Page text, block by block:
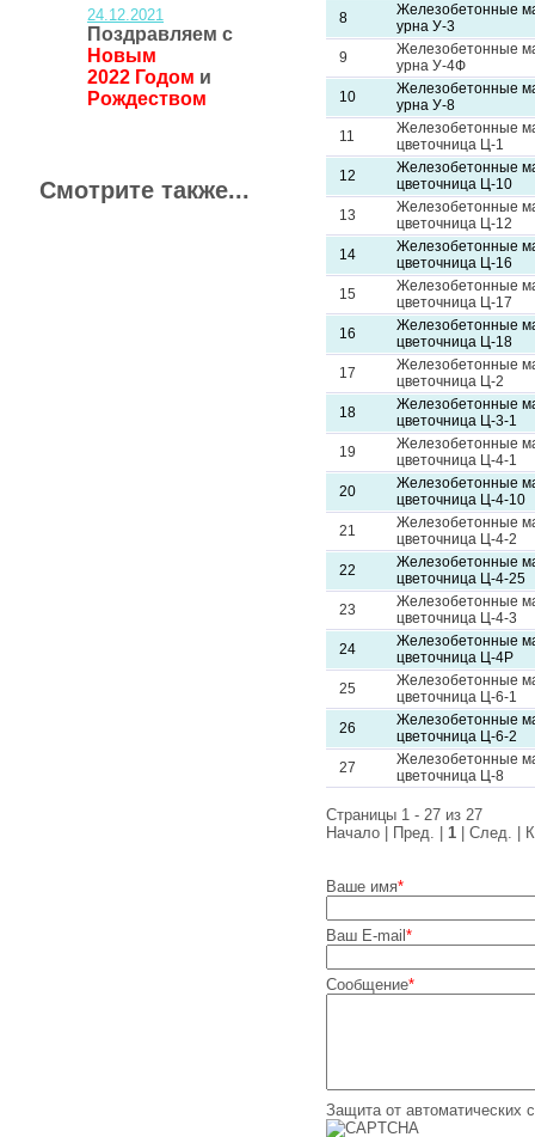
24.12.2021
Поздравляем с
Новым
2022 Годом и
Рождеством
Смотрите также...
8
Железобетонные
урна У-3
9
Железобетонные
урна У-4Ф
10
Железобетонные
урна У-8
11
Железобетонные
цветочница Ц-1
12
Железобетонные
цветочница Ц-10
13
Железобетонные
цветочница Ц-12
14
Железобетонные
цветочница Ц-16
15
Железобетонные
цветочница Ц-17
16
Железобетонные
цветочница Ц-18
17
Железобетонные
цветочница Ц-2
18
Железобетонные
цветочница Ц-3-1
19
Железобетонные
цветочница Ц-4-1
20
Железобетонные
цветочница Ц-4-10
21
Железобетонные
цветочница Ц-4-2
22
Железобетонные
цветочница Ц-4-25
23
Железобетонные
цветочница Ц-4-3
24
Железобетонные
цветочница Ц-4Р
25
Железобетонные
цветочница Ц-6-1
26
Железобетонные
цветочница Ц-6-2
27
Железобетонные
цветочница Ц-8
Страницы 1 - 27 из 27
Начало | Пред. | 1 | След. |
Ваше имя*
Ваш E-mail *
Сообщение*
Защита от автоматических